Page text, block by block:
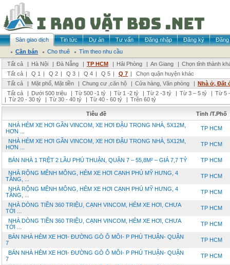
Sàn giao dịch Tin tức Dự án Tư vấn Đăng nhập Đăng ký
Đăng
Cần bán
Cho thuê
Tìm theo nhu cầu
Tất cả
| Hà Nội | Đà Nẵng | TP HCM | Hải Phòng | An Giang | Chọn tỉnh thành
Tất cả | Q 1 | Q 2 | Q 3 | Q 4 | Q 5 | Q 7 |
Chọn quận huyện khác
Tất cả
| Mặt phố, Mặt tiền | Chung cư ,căn hộ | Cửa hàng, Văn phòng | Nhà ở, Đất
Tất cả
| Dưới 500 triệu | Từ 500 -1 tỷ | Từ 1 -2 tỷ | Từ 2 -3 tỷ | Từ 3 – 5 tỷ | Từ 5
| Từ 20 - 30 tỷ | Từ 30 - 40 tỷ | Từ 40 - 60 tỷ | Trên 60 tỷ
Tiêu đề
Tỉnh /T.Phố
NHÀ HẺM XE HƠI GẦN VINCOM, XE HƠI ĐẬU TRONG NHÀ, 5X12M,
HƠN ...
TP HCM
NHÀ HẺM XE HƠI GẦN VINCOM, XE HƠI ĐẬU TRONG NHÀ, 5X12M,
HƠN ...
TP HCM
BÁN NHÀ 1 TRỆT 2 LẦU PHÚ THUẬN, QUẬN 7 – 55,8M² – GIÁ 7,7 TỶ TP HCM
NHÀ RỘNG MÊNH MÔNG, HẺM XE HƠI CẠNH PHÚ MỸ HƯNG, 4
TẦNG, ...
TP HCM
NHÀ RỘNG MÊNH MÔNG, HẺM XE HƠI CẠNH PHÚ MỸ HƯNG, 4
TẦNG, ...
TP HCM
NHÀ DÒNG TIỀN 360 TRIỆU, CẠNH VINCOM, HẺM XE HƠI, CHƯA
TỚI ...
TP HCM
NHÀ DÒNG TIỀN 360 TRIỆU, CẠNH VINCOM, HẺM XE HƠI, CHƯA
TỚI ...
TP HCM
BÁN NHÀ HẺM XE HƠI- ĐƯỜNG GÒ Ô MÔI- P PHÚ THUẬN- QUẬN
7
TP HCM
BÁN NHÀ HẺM XE HƠI- ĐƯỜNG GÒ Ô MÔI- P PHÚ THUẬN- QUẬN
7
TP HCM